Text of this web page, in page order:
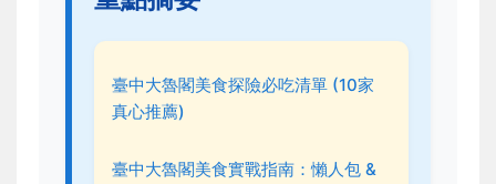
臺中大魯閣美食探險必吃清單 (10家
真心推薦)
臺中大魯閣美食實戰指南：懶人包 &